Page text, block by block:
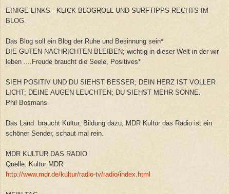
EINIGE LINKS - KLICK BLOGROLL UND SURFTIPPS RECHTS IM
BLOG.
Das Blog soll ein Blog der Ruhe und Besinnung sein*
DIE GUTEN NACHRICHTEN BLEIBEN; wichtig in dieser Welt in der wir
leben ....Freude braucht die Seele, Positives*
SIEH POSITIV UND DU SIEHST BESSER; DEIN HERZ IST VOLLER
LICHT; DEINE AUGEN LEUCHTEN; DU SIEHST MEHR SONNE.
Phil Bosmans
Das Land braucht Kultur, Bildung dazu, MDR Kultur das Radio ist ein
schöner Sender, schaut mal rein.
MDR KULTUR DAS RADIO
Quelle: Kultur MDR
http://www.mdr.de/kultur/radio-tv/radio/index.html